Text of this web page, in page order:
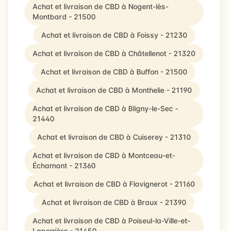
Achat et livraison de CBD à Nogent-lès-
Montbard - 21500
Achat et livraison de CBD à Foissy - 21230
Achat et livraison de CBD à Châtellenot - 21320
Achat et livraison de CBD à Buffon - 21500
Achat et livraison de CBD à Monthelie - 21190
Achat et livraison de CBD à Bligny-le-Sec -
21440
Achat et livraison de CBD à Cuiserey - 21310
Achat et livraison de CBD à Montceau-et-
Écharnant - 21360
Achat et livraison de CBD à Flavignerot - 21160
Achat et livraison de CBD à Braux - 21390
Achat et livraison de CBD à Poiseul-la-Ville-et-